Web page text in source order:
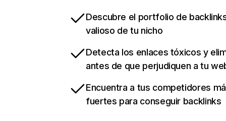
Descubre el portfolio de
valioso de tu nicho
Detecta los enlaces tóxicos y
antes de que perjudiquen a tu
Encuentra a tus competidores
fuertes para conseguir backlinks